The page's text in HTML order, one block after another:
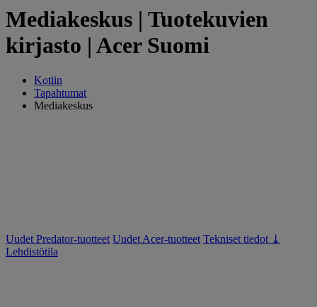
Mediakeskus | Tuotekuvien
kirjasto | Acer Suomi
Kotiin
Tapahtumat
Mediakeskus
Uudet Predator-tuotteet Uudet Acer-tuotteet Tekniset tiedot ⤓
Lehdistötila